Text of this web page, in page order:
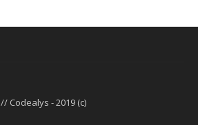
// Codealys - 2019 (c)